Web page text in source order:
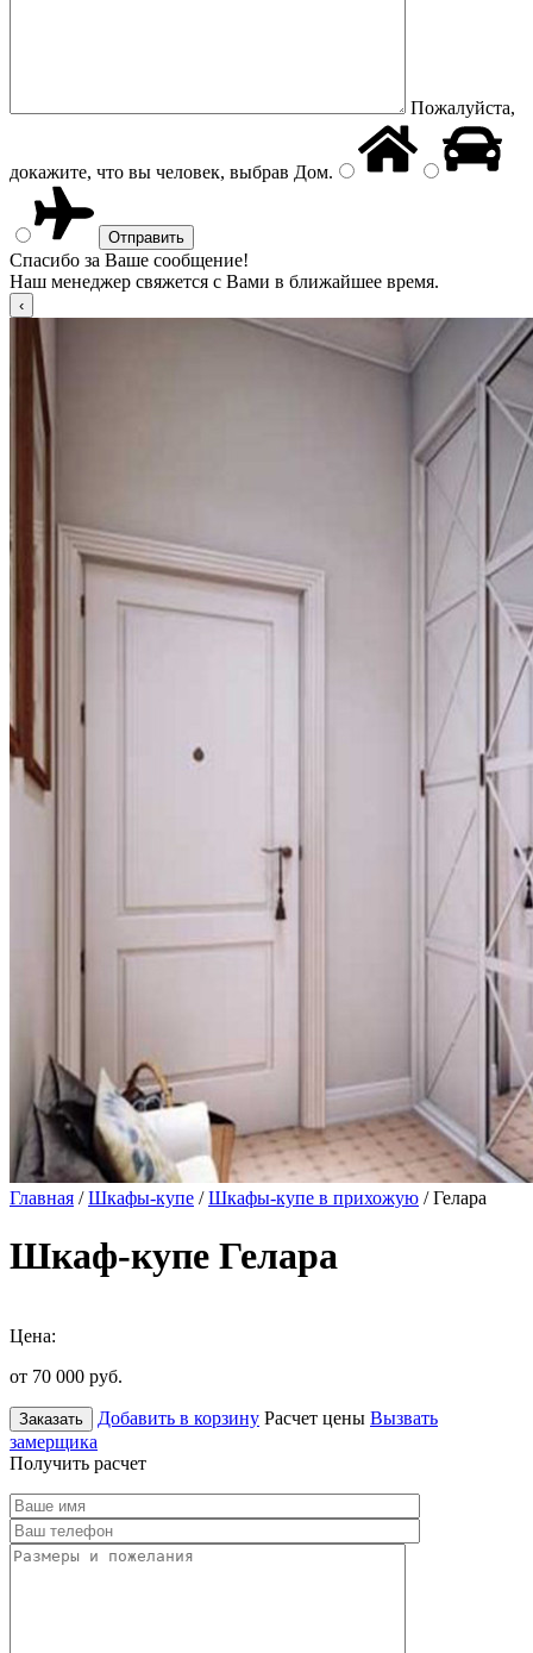
Пожалуйста,
докажите, что вы человек, выбрав Дом.
Спасибо за Ваше сообщение!
Наш менеджер свяжется с Вами в ближайшее время.
Главная /Шкафы-купе /Шкафы-купе в прихожую / Гелара
Шкаф-купе Гелара
Цена:
от 70 000 руб.
Заказать Добавить в корзину Расчет цены Вызвать
замерщика
Получить расчет